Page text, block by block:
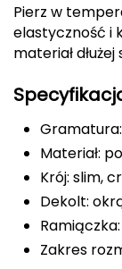
ENERO
ENERO CAMP
ENERO PRO
Elmer by Swany
Extremities
FASHY
Pierz w
elastyczność i
materiał dłużej
Materiał:
Krój: slim,
Dekolt:
Zakres